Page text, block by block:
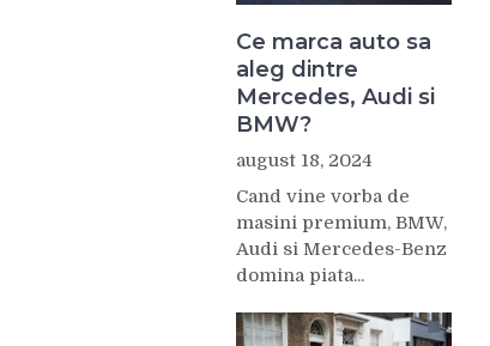
Ce marca auto sa
aleg dintre
Mercedes, Audi si
BMW?
august 18, 2024
Cand vine vorba de
masini premium, BMW,
Audi si Mercedes-Benz
domina piata...